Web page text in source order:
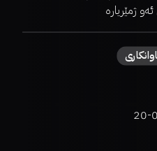
ژمێریارە